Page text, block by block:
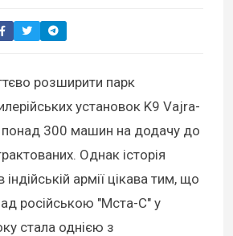
розширити парк
установок K9 Vajra-
понад 300 машин на додачу до
Однак історія
армії цікава тим, що
російською "Мста-С" у
стала однією з